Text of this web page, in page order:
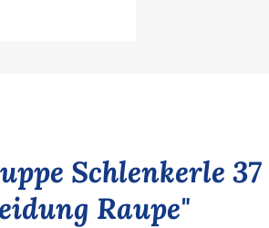
Schlenkerle
Raupe"